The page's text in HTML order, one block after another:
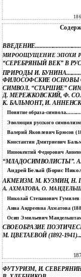
186
МИРООЩУЩЕНИЕ ЭПОХИ
“СЕРЕБРЯНЫЙ ВЕК” В
ПРИРОДЫ И.
ФИЛОСОФСКИЕ ОСНОВЫ
СИМВОЛ. “СТАРШИЕ”
Д. МЕРЕЖКОВСКИЙ, Ф.
К. БАЛЬМОНТ, И.
Понятие образа-
Эволюция русского
Валерий Яковлевич Брюсов
Константин Дмитриевич
Иннокентий Федорович
“МЛАДОСИМВОЛИСТЫ”. А.
Андрей Белый (Борис
АКМЕИЗМ. М. КУЗМИН, Н.
А. АХМАТОВА, О.
Николай Степанович Гумилев
Анна Андреевна Ахматова
Осип Эмильевич
СВОЕОБРАЗИЕ
М. ЦВЕТАЕВОЙ (1892-
ФУТУРИЗМ, И.